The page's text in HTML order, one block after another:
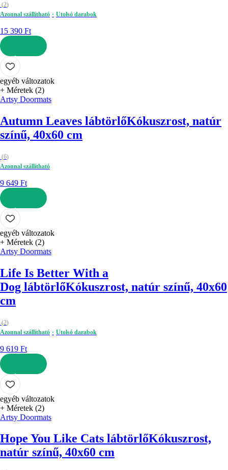
(2)
Azonnal szállítható
Utolsó darabok
15 390 Ft
KOSÁRBA
egyéb változatok
+ Méretek (2)
Artsy Doormats
Autumn Leaves lábtörlőKókuszrost, natúr
színű, 40x60 cm
(6)
Azonnal szállítható
9 649 Ft
KOSÁRBA
egyéb változatok
+ Méretek (2)
Artsy Doormats
Life Is Better With a
Dog lábtörlőKókuszrost, natúr színű, 40x60
cm
(2)
Azonnal szállítható
Utolsó darabok
9 619 Ft
KOSÁRBA
egyéb változatok
+ Méretek (2)
Artsy Doormats
Hope You Like Cats lábtörlőKókuszrost,
natúr színű, 40x60 cm